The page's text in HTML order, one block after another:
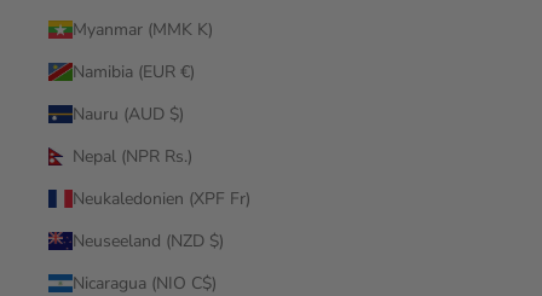
Myanmar (MMK K)
Namibia (EUR €)
Nauru (AUD $)
Nepal (NPR Rs.)
Neukaledonien (XPF Fr)
Neuseeland (NZD $)
Nicaragua (NIO C$)